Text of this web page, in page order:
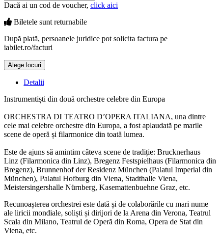
Dacă ai un cod de voucher, click aici
Biletele sunt returnabile
După plată, persoanele juridice pot solicita factura pe
iabilet.ro/facturi
Alege locuri
Detalii
Instrumentiști din două orchestre celebre din Europa
ORCHESTRA DI TEATRO D’OPERA ITALIANA, una dintre
cele mai celebre orchestre din Europa, a fost aplaudată pe marile
scene de operă și filarmonice din toată lumea.
Este de ajuns să amintim câteva scene de tradiție: Brucknerhaus
Linz (Filarmonica din Linz), Bregenz Festspielhaus (Filarmonica din
Bregenz), Brunnenhof der Residenz München (Palatul Imperial din
München), Palatul Hofburg din Viena, Stadthalle Viena,
Meistersingershalle Nürnberg, Kasemattenbuehne Graz, etc.
Recunoașterea orchestrei este dată și de colaborările cu mari nume
ale liricii mondiale, soliști și dirijori de la Arena din Verona, Teatrul
Scala din Milano, Teatrul de Operă din Roma, Opera de Stat din
Viena, etc.